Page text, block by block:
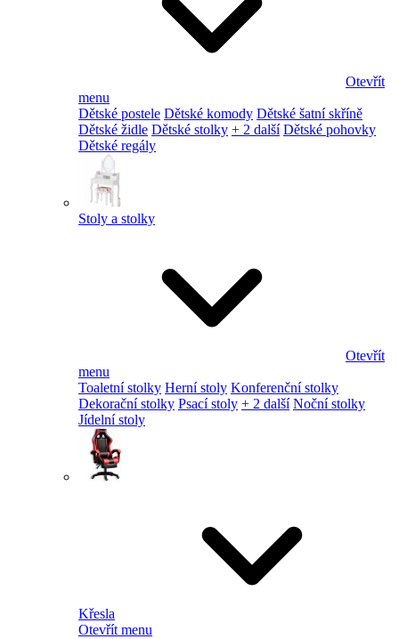
Otevřít
menu
Dětské postele Dětské komody Dětské šatní skříně
Dětské židle Dětské stolky + 2 další Dětské pohovky
Dětské regály
Stoly a stolky
Otevřít
menu
Toaletní stolky Herní stoly Konferenční stolky
Dekorační stolky Psací stoly + 2 další Noční stolky
Jídelní stoly
Křesla
Otevřít menu